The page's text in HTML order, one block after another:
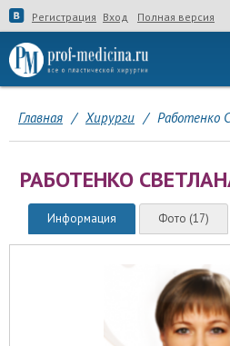
Регистрация Вход Полная версия
Главная / Хирурги / Работенко
РАБОТЕНКО
Информация Фото (17)